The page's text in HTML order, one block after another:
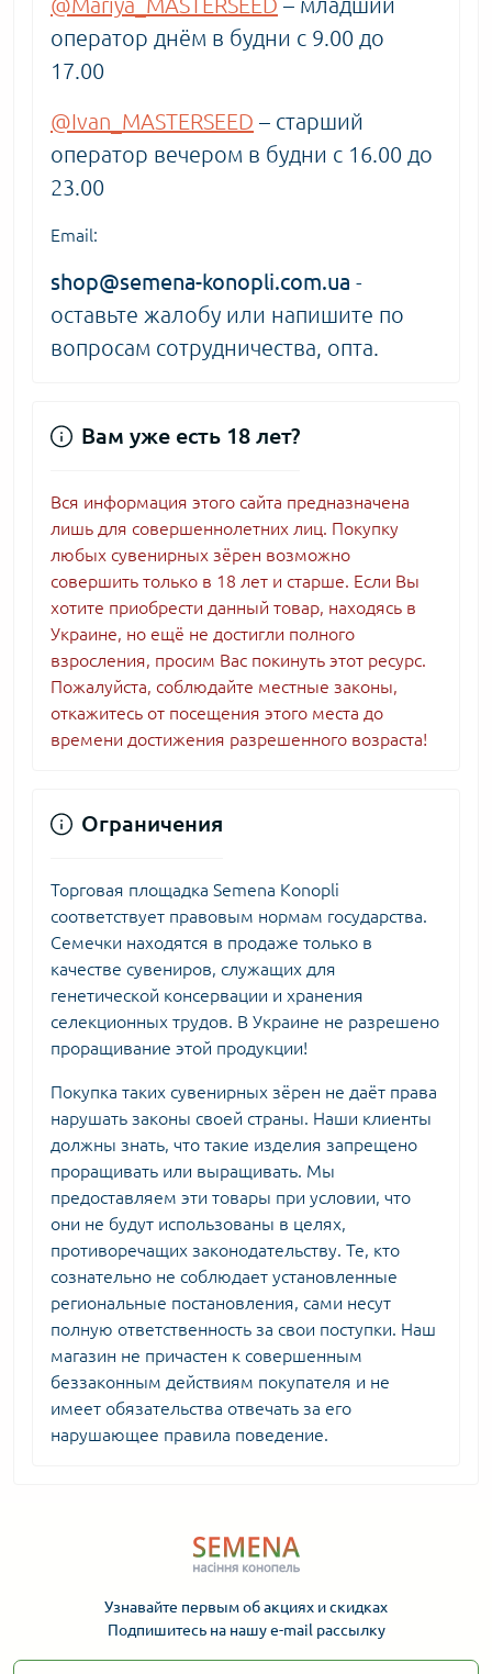
оператор днём в будни с 9.00 до
17.00
@Ivan_MASTERSEED – старший
оператор вечером в будни с 16.00 до
23.00
Email:
shop@semena-konopli.com.ua -
оставьте жалобу или напишите по
вопросам сотрудничества, опта.
Вам уже есть 18 лет?
Вся информация этого сайта предназначена
лишь для совершеннолетних лиц. Покупку
любых сувенирных зёрен возможно
совершить только в 18 лет и старше. Если Вы
хотите приобрести данный товар, находясь в
Украине, но ещё не достигли полного
взросления, просим Вас покинуть этот ресурс.
Пожалуйста, соблюдайте местные законы,
откажитесь от посещения этого места до
времени достижения разрешенного возраста!
Ограничения
Торговая площадка Semena Konopli
соответствует правовым нормам государства.
Семечки находятся в продаже только в
качестве сувениров, служащих для
генетической консервации и хранения
селекционных трудов. В Украине не разрешено
проращивание этой продукции!
Покупка таких сувенирных зёрен не даёт права
нарушать законы своей страны. Наши клиенты
должны знать, что такие изделия запрещено
проращивать или выращивать. Мы
предоставляем эти товары при условии, что
они не будут использованы в целях,
противоречащих законодательству. Те, кто
сознательно не соблюдает установленные
региональные постановления, сами несут
полную ответственность за свои поступки. Наш
магазин не причастен к совершенным
беззаконным действиям покупателя и не
имеет обязательства отвечать за его
нарушающее правила поведение.
Узнавайте первым об акциях и скидках
Подпишитесь на нашу e-mail рассылку